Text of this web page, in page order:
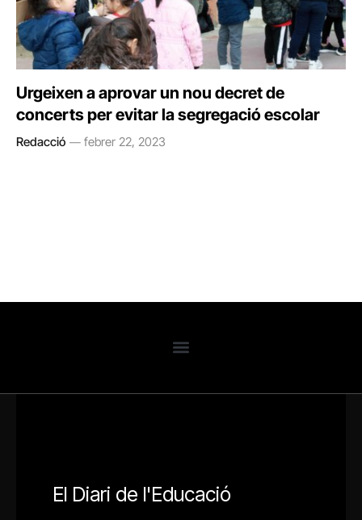
Urgeixen a aprovar un nou decret de
concerts per evitar la segregació escolar
Redacció febrer 22, 2023